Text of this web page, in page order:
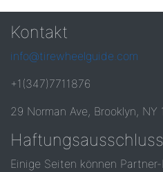
Kontakt
info@tirewheelguide.com
+1(347)7711876
29 Norman Ave, Brooklyn, NY
Haftungsausschluss
Einige Seiten können